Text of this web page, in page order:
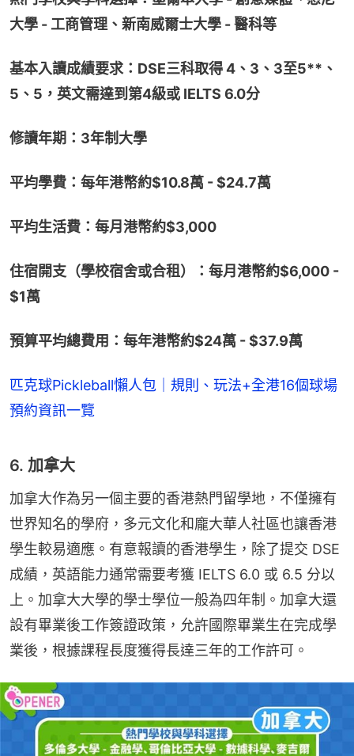
大學 - 工商管理、新南威爾士大學 - 醫科等
基本入讀成績要求：DSE三科取得 4、3、3至5**、
5、5，英文需達到第4級或 IELTS 6.0分
修讀年期：3年制大學
平均學費：每年港幣約$10.8萬 - $24.7萬
平均生活費：每月港幣約$3,000
住宿開支（學校宿舍或合租）：每月港幣約$6,000 -
$1萬
預算平均總費用：每年港幣約$24萬 - $37.9萬
匹克球Pickleball懶人包｜規則、玩法+全港16個球場
預約資訊一覽
6. 加拿大
加拿大作為另一個主要的香港熱門留學地，不僅擁有
世界知名的學府，多元文化和龐大華人社區也讓香港
學生較易適應。有意報讀的香港學生，除了提交 DSE
成績，英語能力通常需要考獲 IELTS 6.0 或 6.5 分以
上。加拿大大學的學士學位一般為四年制。加拿大還
設有畢業後工作簽證政策，允許國際畢業生在完成學
業後，根據課程長度獲得長達三年的工作許可。